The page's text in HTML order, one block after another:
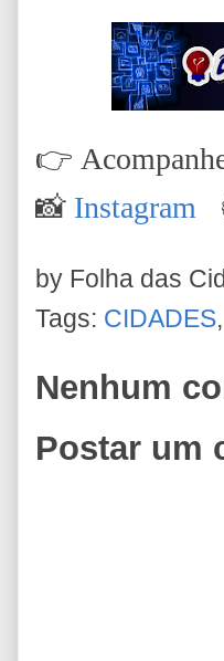
👉
📸 Instagram
by Folha das
Tags: CIDADES,
Nenhum
Postar um